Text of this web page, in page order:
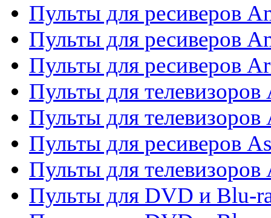
Пульты для ресиверов
Пульты для ресиверов
Пульты для ресиверов
Пульты для
Пульты для телевизоров
Пульты для ресиверов
Пульты для телевизоров
Пульты для DVD и Blu-